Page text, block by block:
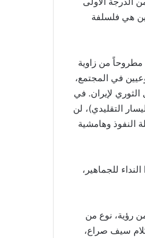
هي فلسلفة
من زاوية
في المجتمع،
لإيران. في
التقليدي)، لن
النفوذ وهامشية
للجماهير،
رؤية، نوع من
سيف صراع،